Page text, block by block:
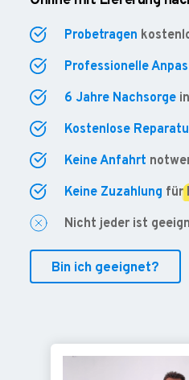
Probetragen
Professionelle
6 Jahre Nachsorge
Kostenlose
Keine Anfahrt
Keine Zuzahlung für
Nicht jeder ist
Bin ich geeignet?